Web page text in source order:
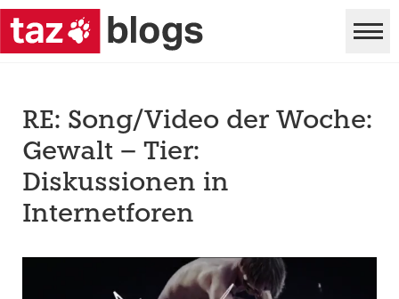
RE: Song/Video der Woche:
Gewalt – Tier:
Diskussionen in
Internetforen